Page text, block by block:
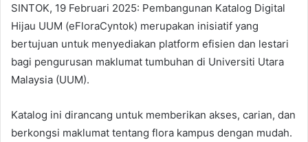
SINTOK, 19 Februari 2025: Pembangunan Katalog Digital
Hijau UUM (eFloraCyntok) merupakan inisiatif yang
bertujuan untuk menyediakan platform efisien dan lestari
bagi pengurusan maklumat tumbuhan di Universiti Utara
Malaysia (UUM).
Katalog ini dirancang untuk memberikan akses, carian, dan
berkongsi maklumat tentang flora kampus dengan mudah.